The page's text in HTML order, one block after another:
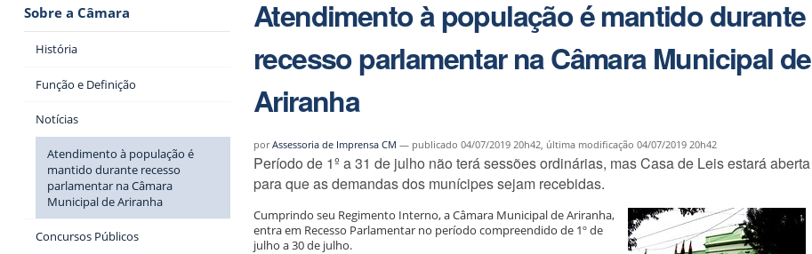
Sobre a Câmara
História
Função e Definição
Notícias
Atendimento à população é
mantido durante recesso
parlamentar na Câmara
Municipal de Ariranha
Concursos Públicos
Atendimento à população é mantido durante
recesso parlamentar na Câmara Municipal de
Ariranha
porAssessoria de Imprensa CM — publicado 04/07/2019 20h42, última modificação 04/07/2019 20h42
Período de 1º a 31 de julho não terá sessões ordinárias, mas Casa de Leis estará aberta
para que as demandas dos munícipes sejam recebidas.
Cumprindo seu Regimento Interno, a Câmara Municipal de Ariranha,
entra em Recesso Parlamentar no período compreendido de 1º de
julho a 30 de julho.